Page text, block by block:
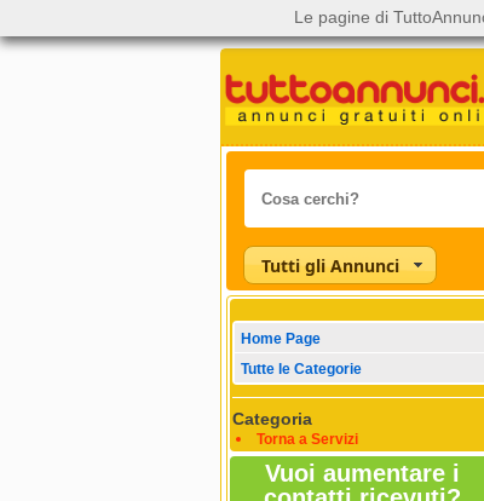
Tutti gli Annunci
Home Page
Tutte le Categorie
Categoria
Torna a Servizi
Vuoi aumentare i
Le pagine di